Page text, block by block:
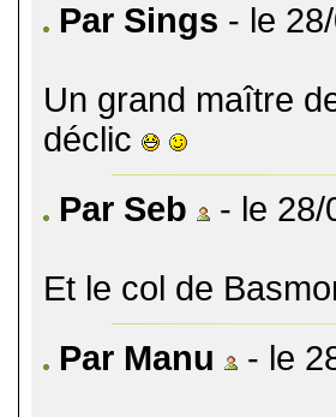
Par Sings - le
Un grand maître
déclic
Par Seb
- le 28/
Et le col de
Par Manu
- le